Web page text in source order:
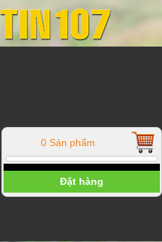
0 Sản phẩm
Đặt hàng